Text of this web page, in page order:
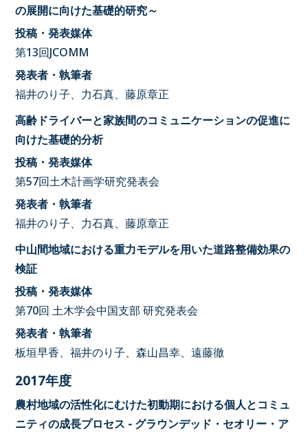
の展開に向けた基礎的研究～
投稿・発表媒体
第13回JCOMM
発表者・執筆者
福井のり子、力石真、藤原章正
高齢ドライバーと家族間のコミュニケーションの促進に
向けた基礎的分析
投稿・発表媒体
第57回土木計画学研究発表会
発表者・執筆者
福井のり子、力石真、藤原章正
中山間地域における重力モデルを用いた道路整備効果の
検証
投稿・発表媒体
第70回 土木学会中国支部 研究発表会
発表者・執筆者
板垣早香、福井のり子、森山昌幸、遠藤徹
2017年度
農村地域の活性化にむけた初動期における個人とコミュ
ニティの成長プロセス - グラウンデッド・セオリー・ア